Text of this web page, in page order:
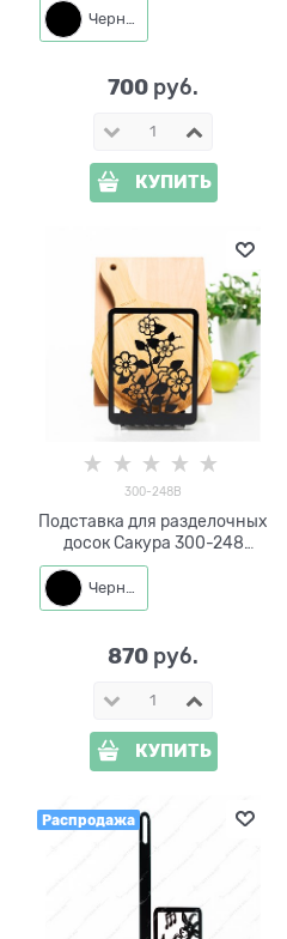
Черный
700 руб.
КУПИТЬ
300-248B
Подставка для разделочных
досок Сакура 300-248
металл
Черный
870 руб.
КУПИТЬ
Распродажа